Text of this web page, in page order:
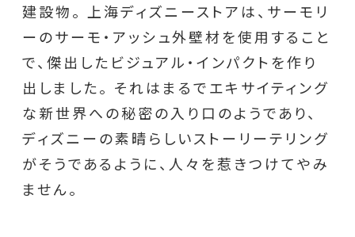
建設物。 上海ディズニーストアは、サーモリ
ーのサーモ・アッシュ外壁材を使用すること
で、傑出したビジュアル・インパクトを作り
出しました。 それはまるでエキサイティング
な新世界への秘密の入り口のようであり、
ディズニーの素晴らしいストーリーテリング
がそうであるように、人々を惹きつけてやみ
ません。